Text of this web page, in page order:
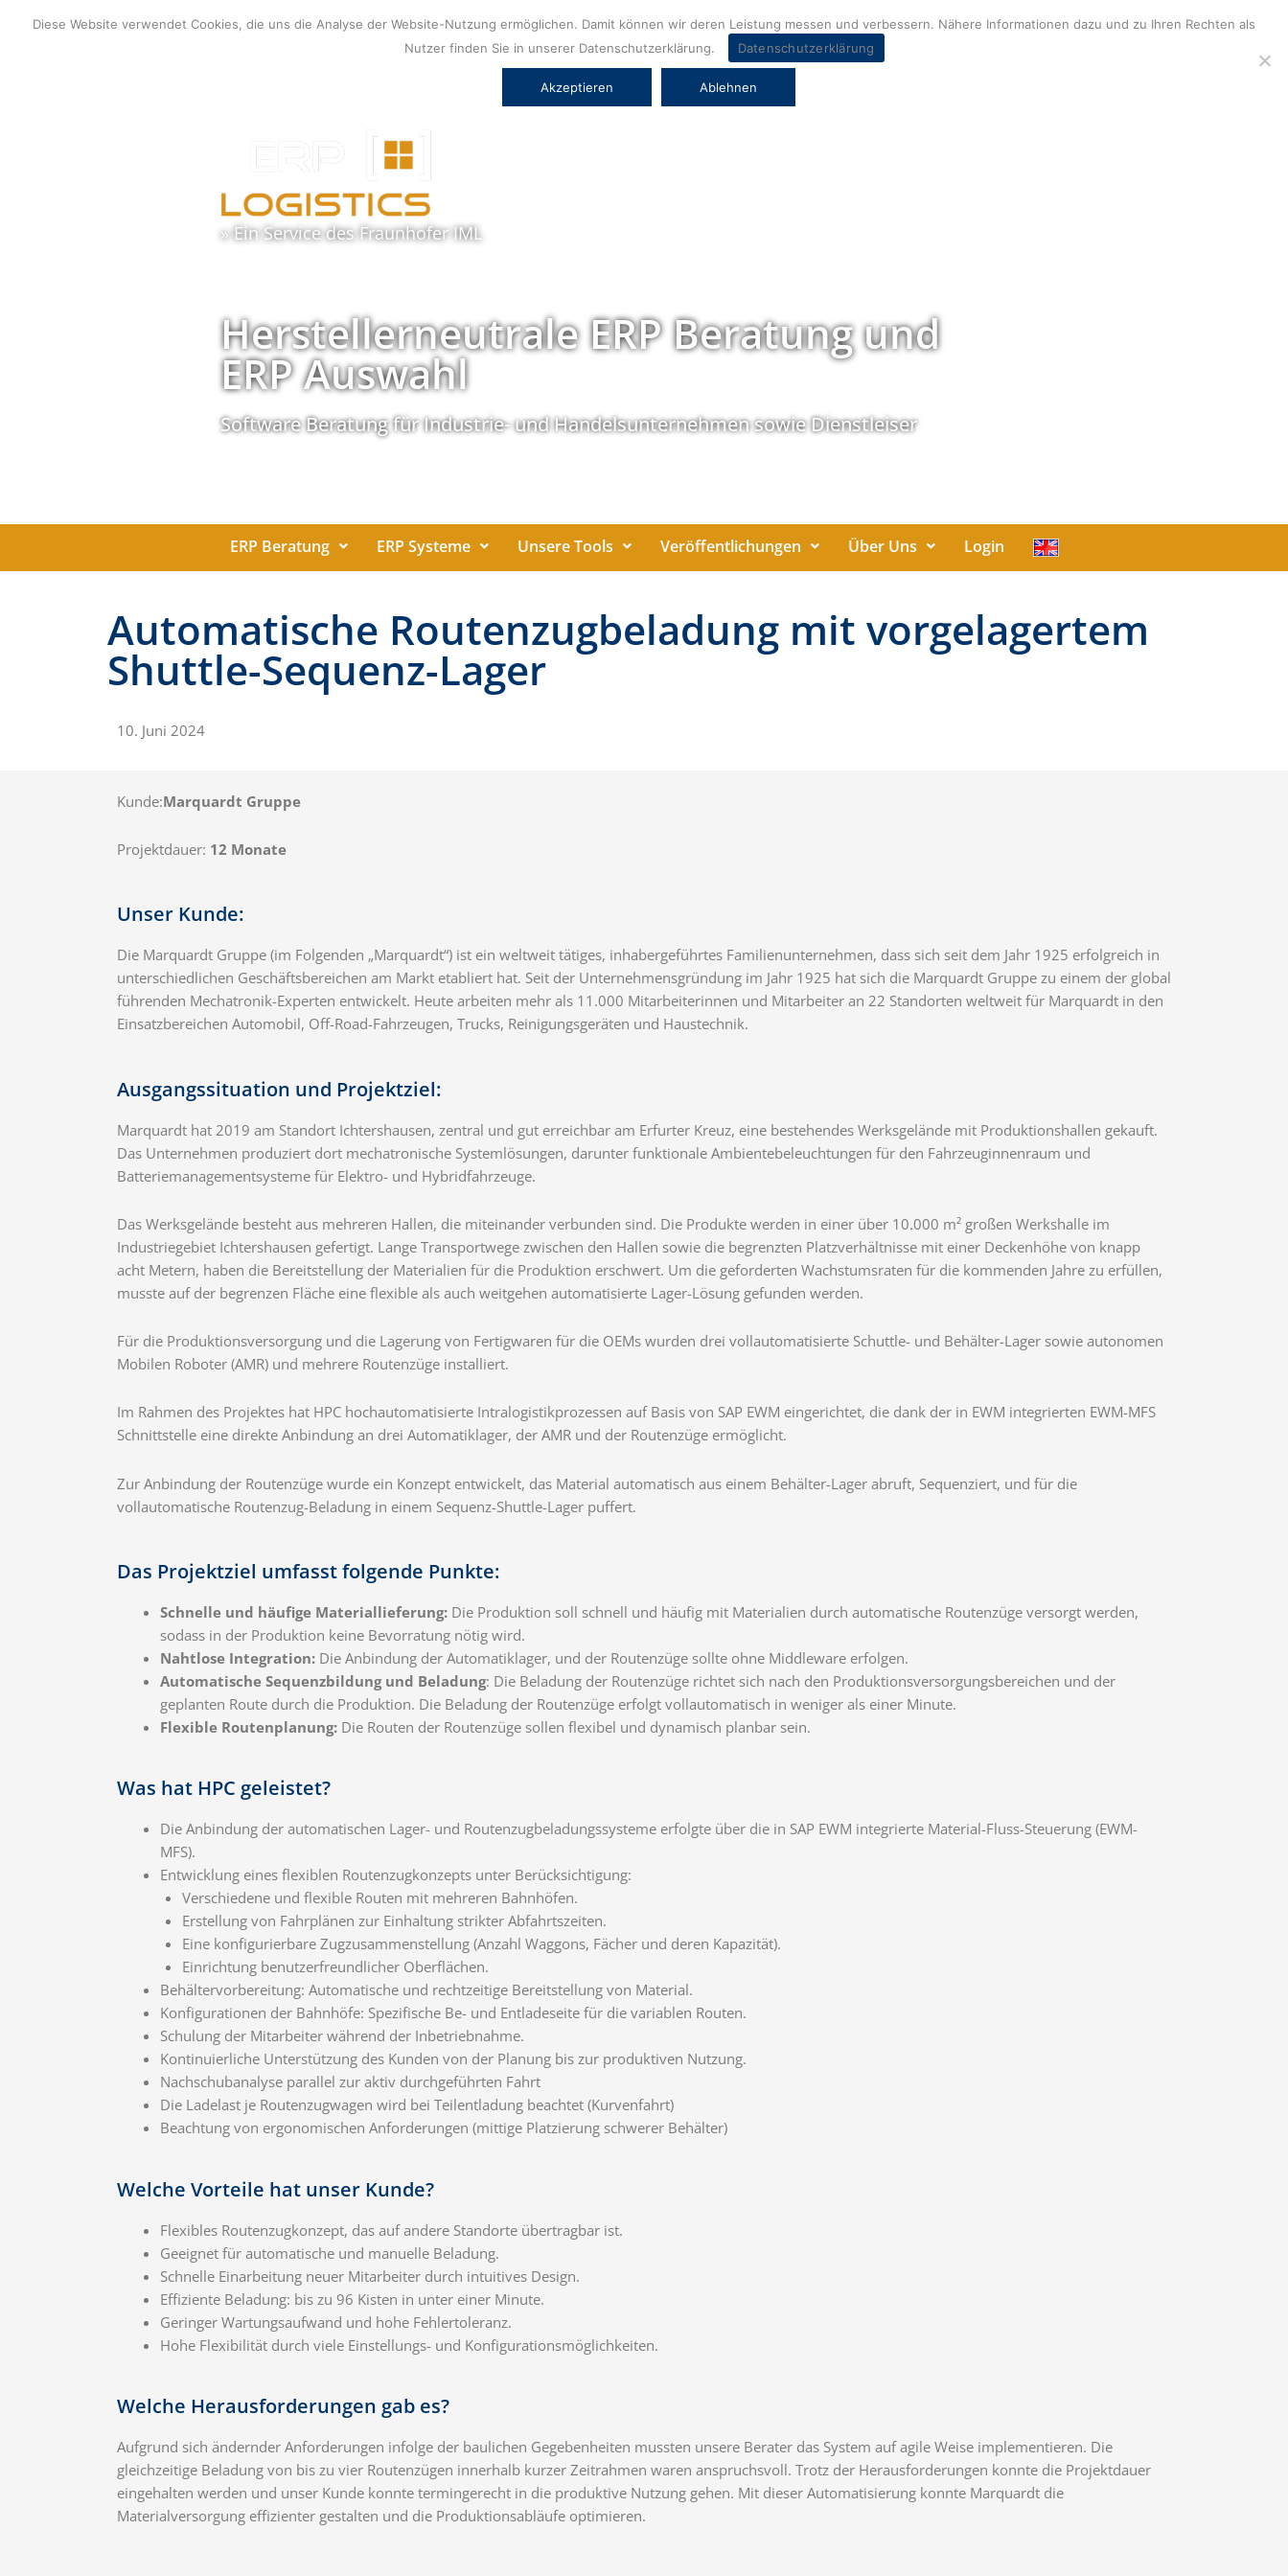
Inhalt
» Ein Service desFraunhofer IML
Herstellerneutrale ERP Beratung und
ERP Auswahl
Software Beratung für Industrie- und Handelsunternehmen sowie Dienstleiser
ERP Beratung ERP Systeme Unsere Tools Veröffentlichungen Über Uns Login
Automatische Routenzugbeladung mit vorgelagertem
Shuttle-Sequenz-Lager
10. Juni 2024
Kunde:Marquardt Gruppe
Projektdauer: 12 Monate
Unser Kunde:
Die Marquardt Gruppe (im Folgenden „Marquardt“) ist ein weltweit tätiges, inhabergeführtes Familienunternehmen, dass sich seit dem Jahr 1925 erfolgreich in
unterschiedlichen Geschäftsbereichen am Markt etabliert hat. Seit der Unternehmensgründung im Jahr 1925 hat sich die Marquardt Gruppe zu einem der global
führenden Mechatronik-Experten entwickelt. Heute arbeiten mehr als 11.000 Mitarbeiterinnen und Mitarbeiter an 22 Standorten weltweit für Marquardt in den
Einsatzbereichen Automobil, Off-Road-Fahrzeugen, Trucks, Reinigungsgeräten und Haustechnik.
Ausgangssituation und Projektziel:
Marquardt hat 2019 am Standort Ichtershausen, zentral und gut erreichbar am Erfurter Kreuz, eine bestehendes Werksgelände mit Produktionshallen gekauft.
Das Unternehmen produziert dort mechatronische Systemlösungen, darunter funktionale Ambientebeleuchtungen für den Fahrzeuginnenraum und
Batteriemanagementsysteme für Elektro- und Hybridfahrzeuge.
Das Werksgelände besteht aus mehreren Hallen, die miteinander verbunden sind. Die Produkte werden in einer über 10.000 m² großen Werkshalle im
Industriegebiet Ichtershausen gefertigt. Lange Transportwege zwischen den Hallen sowie die begrenzten Platzverhältnisse mit einer Deckenhöhe von knapp
acht Metern, haben die Bereitstellung der Materialien für die Produktion erschwert. Um die geforderten Wachstumsraten für die kommenden Jahre zu erfüllen,
musste auf der begrenzen Fläche eine flexible als auch weitgehen automatisierte Lager-Lösung gefunden werden.
Für die Produktionsversorgung und die Lagerung von Fertigwaren für die OEMs wurden drei vollautomatisierte Schuttle- und Behälter-Lager sowie autonomen
Mobilen Roboter (AMR) und mehrere Routenzüge installiert.
Im Rahmen des Projektes hat HPC hochautomatisierte Intralogistikprozessen auf Basis von SAP EWM eingerichtet, die dank der in EWM integrierten EWM-MFS
Schnittstelle eine direkte Anbindung an drei Automatiklager, der AMR und der Routenzüge ermöglicht.
Zur Anbindung der Routenzüge wurde ein Konzept entwickelt, das Material automatisch aus einem Behälter-Lager abruft, Sequenziert, und für die
vollautomatische Routenzug-Beladung in einem Sequenz-Shuttle-Lager puffert.
Das Projektziel umfasst folgende Punkte:
Schnelle und häufige Materiallieferung: Die Produktion soll schnell und häufig mit Materialien durch automatische Routenzüge versorgt werden,
sodass in der Produktion keine Bevorratung nötig wird.
Nahtlose Integration: Die Anbindung der Automatiklager, und der Routenzüge sollte ohne Middleware erfolgen.
Automatische Sequenzbildung und Beladung: Die Beladung der Routenzüge richtet sich nach den Produktionsversorgungsbereichen und der
geplanten Route durch die Produktion. Die Beladung der Routenzüge erfolgt vollautomatisch in weniger als einer Minute.
Flexible Routenplanung: Die Routen der Routenzüge sollen flexibel und dynamisch planbar sein.
Was hat HPC geleistet?
Die Anbindung der automatischen Lager- und Routenzugbeladungssysteme erfolgte über die in SAP EWM integrierte Material-Fluss-Steuerung (EWM-
MFS).
Entwicklung eines flexiblen Routenzugkonzepts unter Berücksichtigung:
Verschiedene und flexible Routen mit mehreren Bahnhöfen.
Erstellung von Fahrplänen zur Einhaltung strikter Abfahrtszeiten.
Eine konfigurierbare Zugzusammenstellung (Anzahl Waggons, Fächer und deren Kapazität).
Einrichtung benutzerfreundlicher Oberflächen.
Behältervorbereitung: Automatische und rechtzeitige Bereitstellung von Material.
Konfigurationen der Bahnhöfe: Spezifische Be- und Entladeseite für die variablen Routen.
Schulung der Mitarbeiter während der Inbetriebnahme.
Kontinuierliche Unterstützung des Kunden von der Planung bis zur produktiven Nutzung.
Nachschubanalyse parallel zur aktiv durchgeführten Fahrt
Die Ladelast je Routenzugwagen wird bei Teilentladung beachtet (Kurvenfahrt)
Beachtung von ergonomischen Anforderungen (mittige Platzierung schwerer Behälter)
Welche Vorteile hat unser Kunde?
Flexibles Routenzugkonzept, das auf andere Standorte übertragbar ist.
Geeignet für automatische und manuelle Beladung.
Schnelle Einarbeitung neuer Mitarbeiter durch intuitives Design.
Effiziente Beladung: bis zu 96 Kisten in unter einer Minute.
Geringer Wartungsaufwand und hohe Fehlertoleranz.
Hohe Flexibilität durch viele Einstellungs- und Konfigurationsmöglichkeiten.
Welche Herausforderungen gab es?
Aufgrund sich ändernder Anforderungen infolge der baulichen Gegebenheiten mussten unsere Berater das System auf agile Weise implementieren. Die
gleichzeitige Beladung von bis zu vier Routenzügen innerhalb kurzer Zeitrahmen waren anspruchsvoll. Trotz der Herausforderungen konnte die Projektdauer
eingehalten werden und unser Kunde konnte termingerecht in die produktive Nutzung gehen. Mit dieser Automatisierung konnte Marquardt die
Materialversorgung effizienter gestalten und die Produktionsabläufe optimieren.
Diese Website verwendet Cookies, die uns die Analyse der Website-Nutzung ermöglichen. Damit können wir deren Leistung messen und verbessern. Nähere Informationen dazu und zu Ihren Rechten als
Nutzer finden Sie in unserer Datenschutzerklärung.
Datenschutzerklärung
Akzeptieren Ablehnen